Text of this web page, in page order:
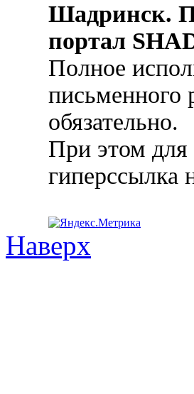
Шадринск.
портал
Полное
письменного
обязательно.
При этом для
гиперссылка
Наверх